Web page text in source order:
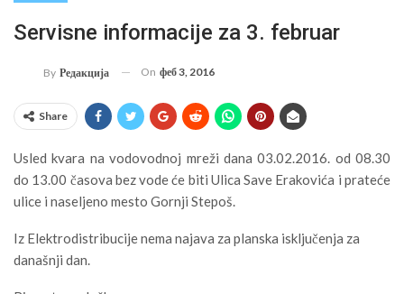
Servisne informacije za 3. februar
By Редакција On феб 3, 2016
Share
Usled kvara na vodovodnoj mreži dana 03.02.2016. od 08.30
do 13.00 časova bez vode će biti Ulica Save Erakovića i prateće
ulice i naseljeno mesto Gornji Stepoš.
Iz Elektrodistribucije nema najava za planska isključenja za
današnji dan.